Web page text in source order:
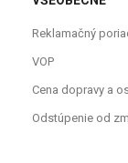
Reklamačný
VOP
Cena dopravy a
Odstúpenie od